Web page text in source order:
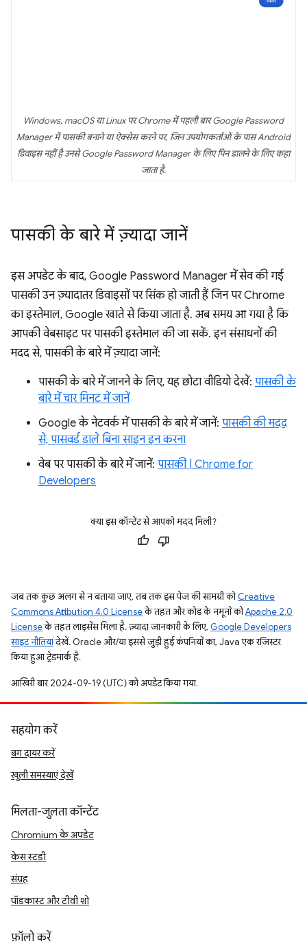
Windows, macOS या Linux पर Chrome में पहली बार Google Password
Manager में पासकी बनाने या ऐक्सेस करने पर, जिन उपयोगकर्ताओं के पास Android
डिवाइस नहीं है उनसे Google Password Manager के लिए पिन डालने के लिए कहा
जाता है.
पासकी के बारे में ज़्यादा जानें
इस अपडेट के बाद, Google Password Manager में सेव की गई
पासकी उन ज़्यादातर डिवाइसों पर सिंक हो जाती हैं जिन पर Chrome
का इस्तेमाल, Google खाते से किया जाता है. अब समय आ गया है कि
आपकी वेबसाइट पर पासकी इस्तेमाल की जा सकें. इन संसाधनों की
मदद से, पासकी के बारे में ज़्यादा जानें:
पासकी के बारे में जानने के लिए, यह छोटा वीडियो देखें: पासकी के
बारे में चार मिनट में जानें
Google के नेटवर्क में पासकी के बारे में जानें: पासकी की मदद
से, पासवर्ड डाले बिना साइन इन करना
वेब पर पासकी के बारे में जानें: पासकी | Chrome for
Developers
क्या इस कॉन्टेंट से आपको मदद मिली?
जब तक कुछ अलग से न बताया जाए, तब तक इस पेज की सामग्री कोCreative
Commons Attribution 4.0 Licenseके तहत और कोड के नमूनों कोApache 2.0
Licenseके तहत लाइसेंस मिला है. ज़्यादा जानकारी के लिए, Google Developers
साइट नीतियांदेखें. Oracle और/या इससे जुड़ी हुई कंपनियों का, Java एक रजिस्टर
किया हुआ ट्रेडमार्क है.
आखिरी बार 2024-09-19 (UTC) को अपडेट किया गया.
सहयोग करें
बग दायर करें
खुली समस्याएं देखें
मिलता-जुलता कॉन्टेंट
Chromium के अपडेट
केस स्टडी
संग्रह
पॉडकास्ट और टीवी शो
फ़ॉलो करें